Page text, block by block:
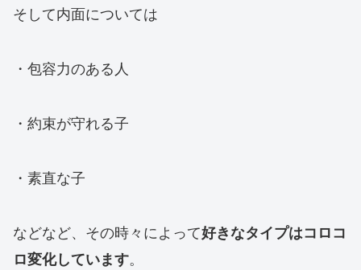
そして内面については
・包容力のある人
・約束が守れる子
・素直な子
などなど、その時々によって好きなタイプはコロコ
ロ変化しています。